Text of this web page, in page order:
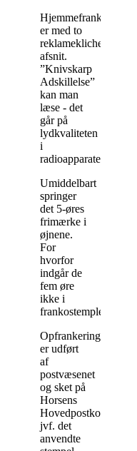
Hjemmefrankostempel
er med to
reklamekliche-
afsnit.
”Knivskarp
Adskillelse”
kan man
læse - det
går på
lydkvaliteten
i
radioapparatet.
Umiddelbart
springer
det 5-øres
frimærke i
øjnene.
For
hvorfor
indgår de
fem øre
ikke i
frankostemplet?
Opfrankeringen
er udført
af
postvæsenet
og sket på
Horsens
Hovedpostkontor
jvf. det
anvendte